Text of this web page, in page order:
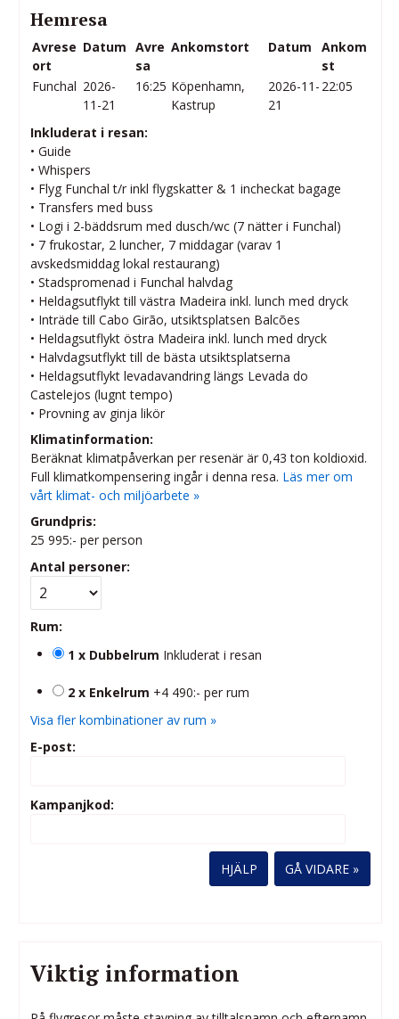
Hemresa
Avrese
ort
Datum Avre
sa
Ankomstort Datum
Ankom
st
Funchal 2026-
11-21
16:25 Köpenhamn,
Kastrup
2026-11-
21
22:05
Inkluderat i resan:
• Guide
• Whispers
• Flyg Funchal t/r inkl flygskatter & 1 incheckat bagage
• Transfers med buss
• Logi i 2-bäddsrum med dusch/wc (7 nätter i Funchal)
• 7 frukostar, 2 luncher, 7 middagar (varav 1
avskedsmiddag lokal restaurang)
• Stadspromenad i Funchal halvdag
• Heldagsutflykt till västra Madeira inkl. lunch med dryck
• Inträde till Cabo Girão, utsiktsplatsen Balcões
• Heldagsutflykt östra Madeira inkl. lunch med dryck
• Halvdagsutflykt till de bästa utsiktsplatserna
• Heldagsutflykt levadavandring längs Levada do
Castelejos (lugnt tempo)
• Provning av ginja likör
Klimatinformation:
Beräknat klimatpåverkan per resenär är 0,43 ton koldioxid.
Full klimatkompensering ingår i denna resa. Läs mer om
vårt klimat- och miljöarbete »
Grundpris:
25 995:- per person
Antal personer:
Rum:
1 x Dubbelrum Inkluderat i resan
2 x Enkelrum +4 490:- per rum
Visa fler kombinationer av rum »
E-post:
Kampanjkod:
HJÄLP
Viktig information